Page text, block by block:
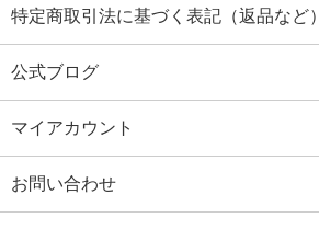
特定商取引法に基づく表記（返品など）
公式ブログ
マイアカウント
お問い合わせ